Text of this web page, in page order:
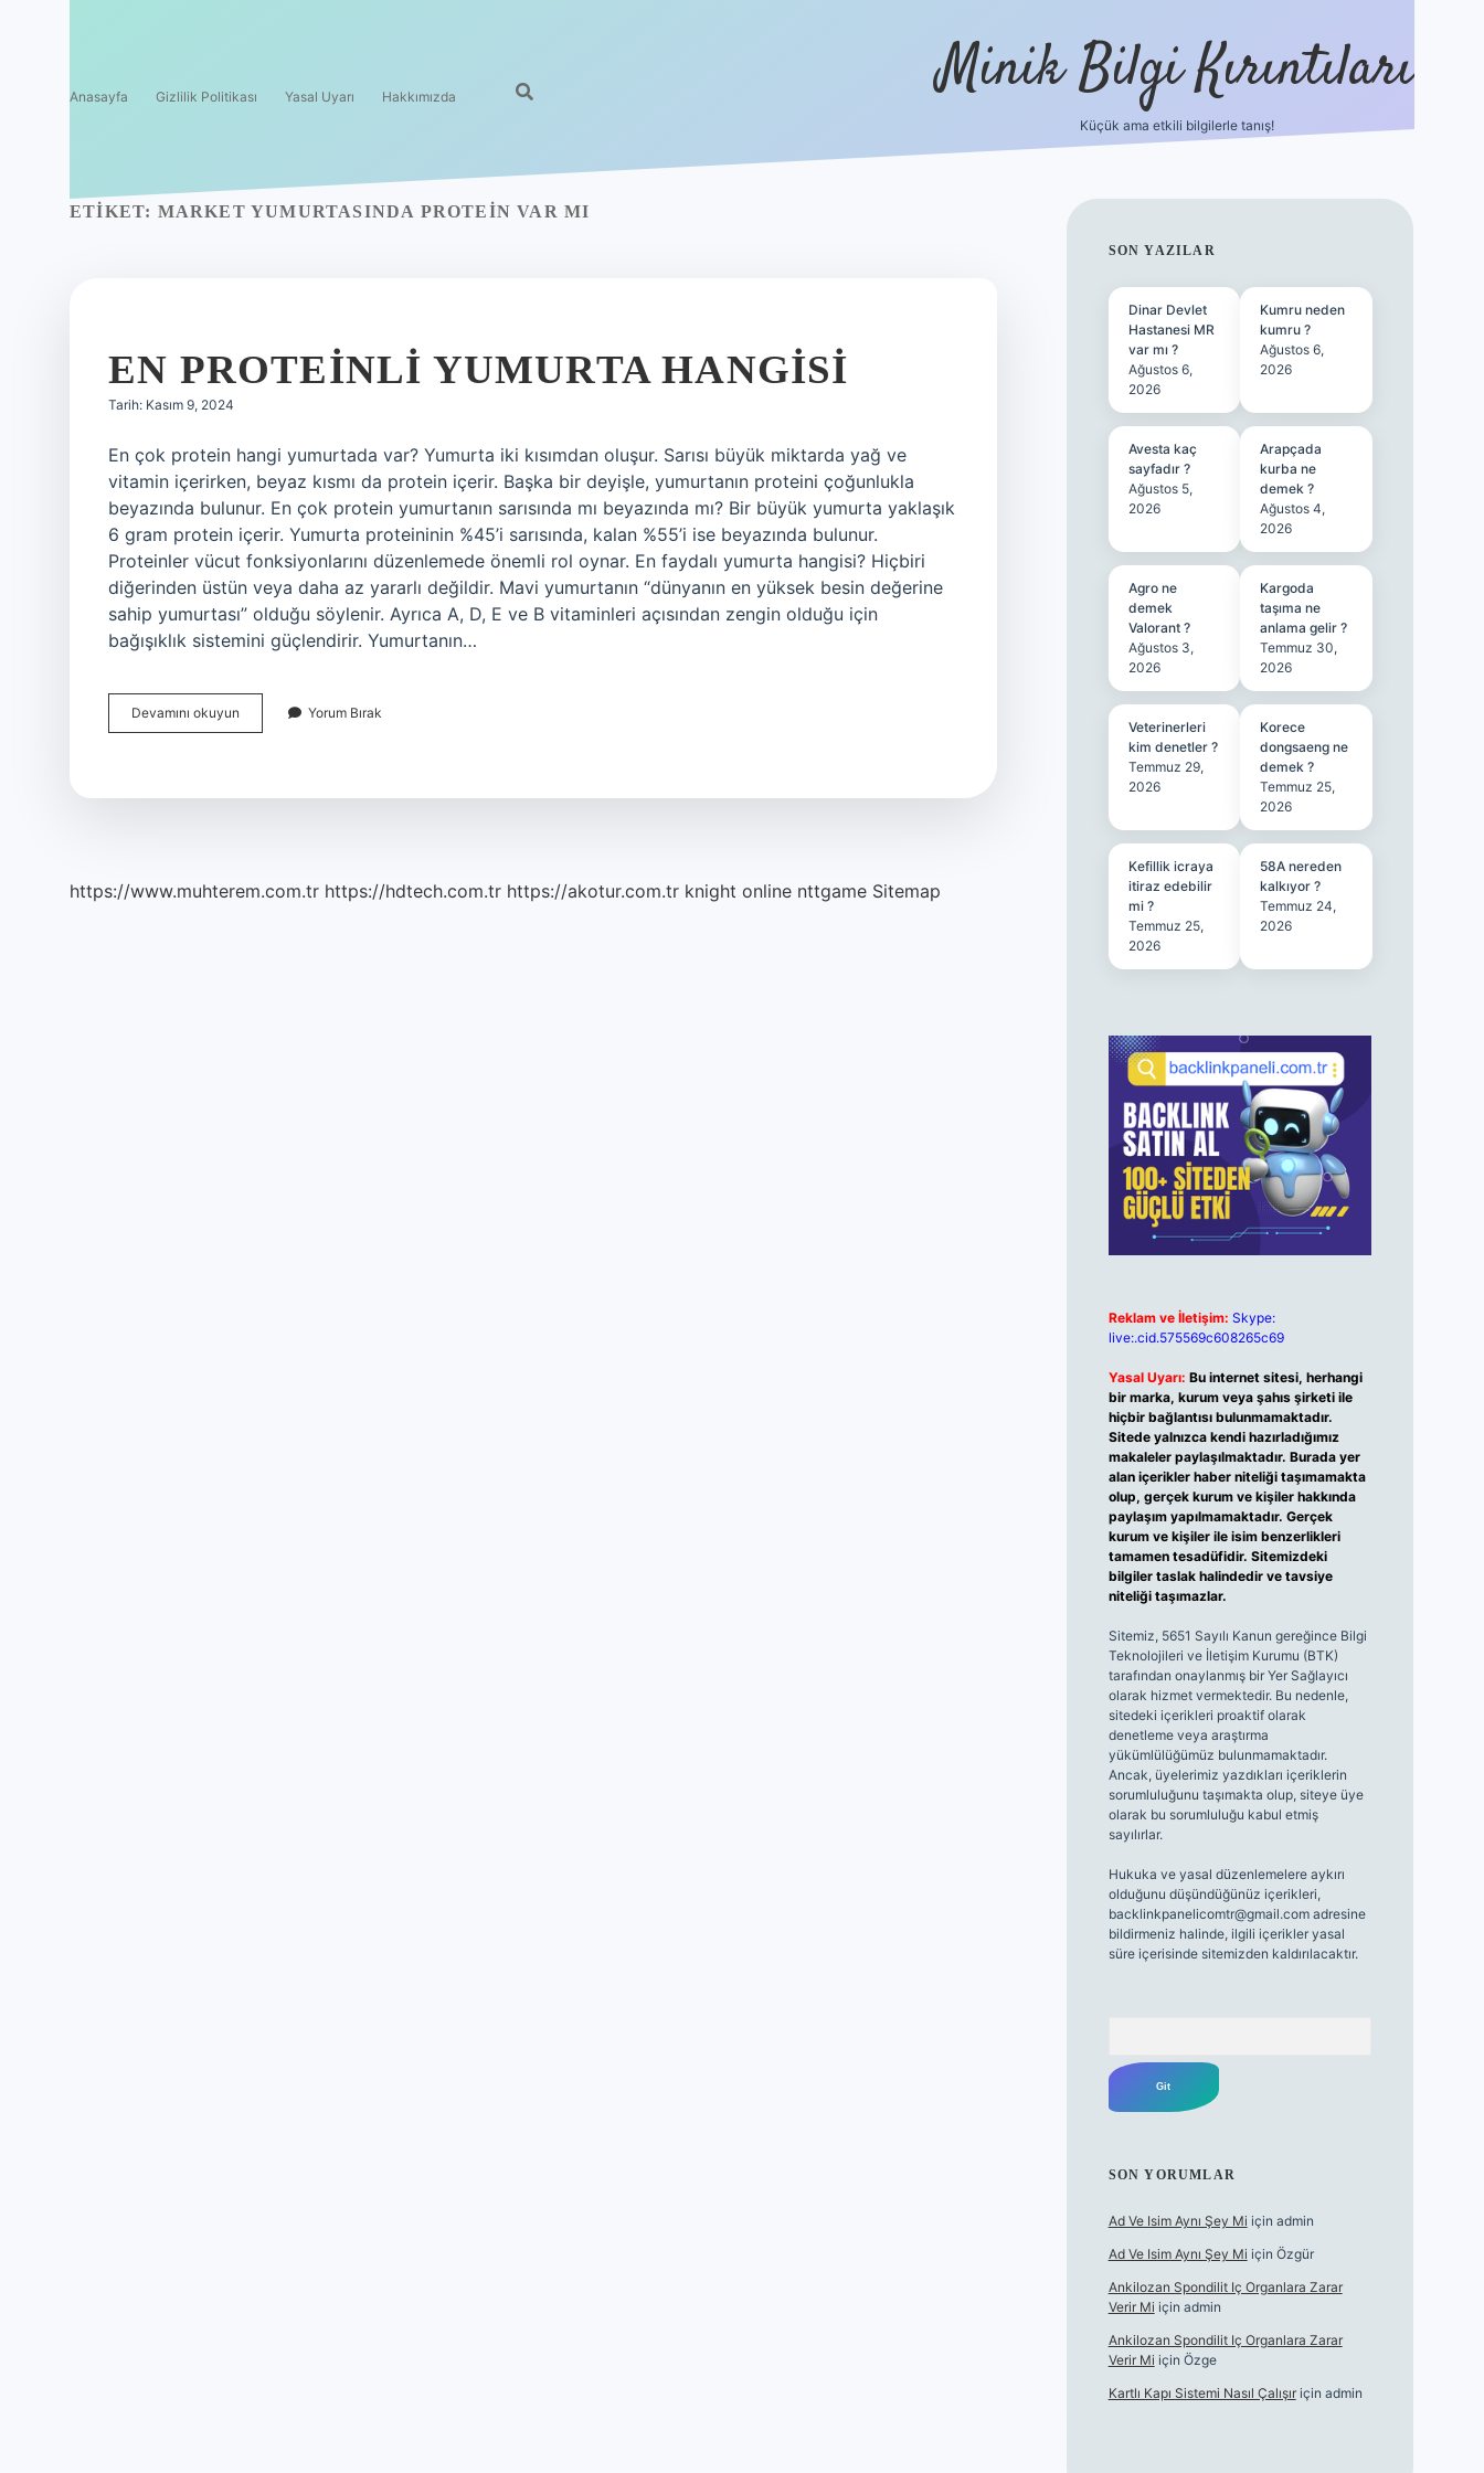
Anasayfa Gizlilik Politikası Yasal Uyarı Hakkımızda Minik Bilgi Kırıntıları
Küçük ama etkili bilgilerle tanış!
ETIKET: MARKET YUMURTASINDA PROTEIN VAR MI
EN PROTEINLI YUMURTA HANGISI
Tarih: Kasım 9, 2024
En çok protein hangi yumurtada var? Yumurta iki kısımdan oluşur. Sarısı büyük miktarda yağ ve
vitamin içerirken, beyaz kısmı da protein içerir. Başka bir deyişle, yumurtanın proteini çoğunlukla
beyazında bulunur. En çok protein yumurtanın sarısında mı beyazında mı? Bir büyük yumurta yaklaşık
6 gram protein içerir. Yumurta proteininin %45’i sarısında, kalan %55’i ise beyazında bulunur.
Proteinler vücut fonksiyonlarını düzenlemede önemli rol oynar. En faydalı yumurta hangisi? Hiçbiri
diğerinden üstün veya daha az yararlı değildir. Mavi yumurtanın “dünyanın en yüksek besin değerine
sahip yumurtası” olduğu söylenir. Ayrıca A, D, E ve B vitaminleri açısından zengin olduğu için
bağışıklık sistemini güçlendirir. Yumurtanın…
Devamını okuyun
Proteinli
Yorum Bırak
https://www.muhterem.com.tr https://hdtech.com.tr https://akotur.com.tr knight online nttgame Sitemap
SIDEBAR
SON YAZILAR
Dinar Devlet
Hastanesi MR
var mı ?
Ağustos 6,
2026
Kumru neden
kumru ?
Ağustos 6,
2026
Avesta kaç
sayfadır ?
Ağustos 5,
2026
Arapçada
kurba ne
demek ?
Ağustos 4,
2026
Agro ne
demek
Valorant ?
Ağustos 3,
2026
Kargoda
taşıma ne
anlama gelir ?
Temmuz 30,
2026
Veterinerleri
kim denetler ?
Temmuz 29,
2026
Korece
dongsaeng ne
demek ?
Temmuz 25,
2026
Kefillik icraya
itiraz edebilir
mi ?
Temmuz 25,
2026
58A nereden
kalkıyor ?
Temmuz 24,
2026
Reklam ve İletişim: Skype:
live:.cid.575569c608265c69
Yasal Uyarı: Bu internet sitesi, herhangi
bir marka, kurum veya şahıs şirketi ile
hiçbir bağlantısı bulunmamaktadır.
Sitede yalnızca kendi hazırladığımız
makaleler paylaşılmaktadır. Burada yer
alan içerikler haber niteliği taşımamakta
olup, gerçek kurum ve kişiler hakkında
paylaşım yapılmamaktadır. Gerçek
kurum ve kişiler ile isim benzerlikleri
tamamen tesadüfidir. Sitemizdeki
bilgiler taslak halindedir ve tavsiye
niteliği taşımazlar.
Sitemiz, 5651 Sayılı Kanun gereğince Bilgi
Teknolojileri ve İletişim Kurumu (BTK)
tarafından onaylanmış bir Yer Sağlayıcı
olarak hizmet vermektedir. Bu nedenle,
sitedeki içerikleri proaktif olarak
denetleme veya araştırma
yükümlülüğümüz bulunmamaktadır.
Ancak, üyelerimiz yazdıkları içeriklerin
sorumluluğunu taşımakta olup, siteye üye
olarak bu sorumluluğu kabul etmiş
sayılırlar.
Hukuka ve yasal düzenlemelere aykırı
olduğunu düşündüğünüz içerikleri,
backlinkpanelicomtr@gmail.comadresine
bildirmeniz halinde, ilgili içerikler yasal
süre içerisinde sitemizden kaldırılacaktır.
SON YORUMLAR
Ad Ve Isim Aynı Şey Mi için admin
Ad Ve Isim Aynı Şey Mi için Özgür
Ankilozan Spondilit Iç Organlara Zarar
Verir Mi için admin
Ankilozan Spondilit Iç Organlara Zarar
Verir Mi için Özge
Kartlı Kapı Sistemi Nasıl Çalışıriçin admin
ilbet